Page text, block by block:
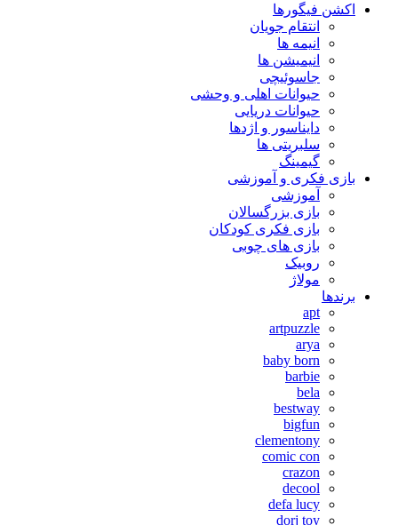
اکشن فیگورها
انتقام جویان
انیمه ها
انیمیشن ها
جاسوئیچی
حیوانات اهلی و وحشی
حیوانات دریایی
دایناسور و اژدها
سلبریتی ها
گیمینگ
بازی فکری و آموزشی
آموزشی
بازی بزرگسالان
بازی فکری کودکان
بازی های چوبی
روبیک
مولاژ
برندها
apt
artpuzzle
arya
baby born
barbie
bela
bestway
bigfun
clementony
comic con
crazon
decool
defa lucy
dorj toy